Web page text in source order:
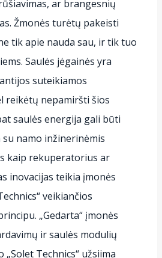
ar brangesnių
Žmonės turėtų pakeisti
tik apie nauda sau, ir tik tuo
Saulės jėgainės yra
suteikiamos
reikėtų nepamiršti šios
saulės energija gali būti
namo inžinerinėmis
kaip rekuperatorius ar
inovacijas teikia įmonės
veikiančios
„Gedarta“ įmonės
ir saulės modulių
Technics“ užsiima